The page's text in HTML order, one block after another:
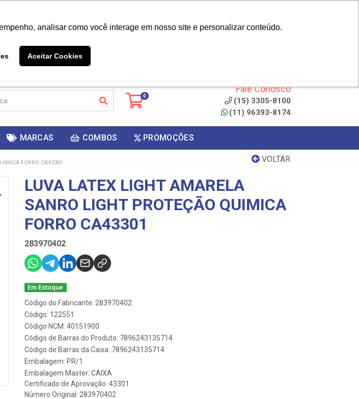
analisar como você interage em nosso site e personalizar conteúdo.
Aceitar Cookies
0
Fale Conosco
(15) 3305-8100
(11) 96393-8174
MARCAS COMBOS PROMOÇÕES
VOLTAR
FORRO CA43301
LUVA LATEX LIGHT AMARELA
SANRO LIGHT PROTEÇÃO QUIMICA
FORRO CA43301
283970402
Em Estoque
Código do Fabricante: 283970402
Código: 122551
Código NCM: 40151900
Código de Barras do Produto: 7896243135714
Código de Barras da Caixa: 7896243135714
Embalagem: PR/1
Embalagem Master: CAIXA
Certificado de Aprovação: 43301
Número Original: 283970402